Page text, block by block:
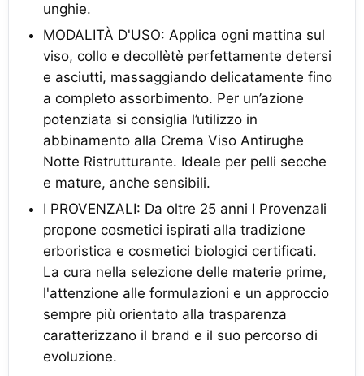
unghie.
MODALITÀ D'USO: Applica ogni mattina sul
viso, collo e decollètè perfettamente detersi
e asciutti, massaggiando delicatamente fino
a completo assorbimento. Per un’azione
potenziata si consiglia l’utilizzo in
abbinamento alla Crema Viso Antirughe
Notte Ristrutturante. Ideale per pelli secche
e mature, anche sensibili.
I PROVENZALI: Da oltre 25 anni I Provenzali
propone cosmetici ispirati alla tradizione
erboristica e cosmetici biologici certificati.
La cura nella selezione delle materie prime,
l'attenzione alle formulazioni e un approccio
sempre più orientato alla trasparenza
caratterizzano il brand e il suo percorso di
evoluzione.